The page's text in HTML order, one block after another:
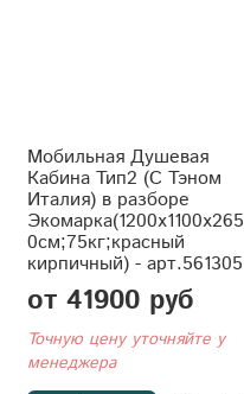
Мобильная Душевая
Кабина Тип2 (С Тэном
Италия) в разборе
Экомарка(1200x1100x265
0см;75кг;красный
кирпичный) - арт.561305
от 41900 руб
Точную цену уточняйте у
менеджера